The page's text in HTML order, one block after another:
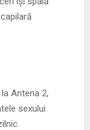
Antena 2,
sexului